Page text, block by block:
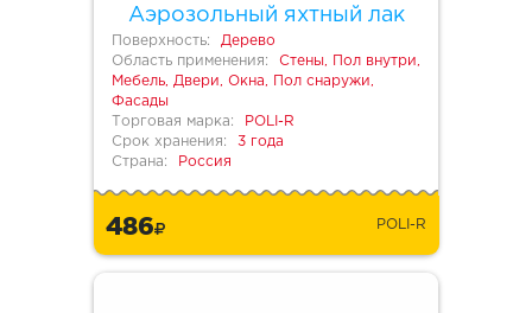
Аэрозольный яхтный лак
Поверхность:
Дерево
Область применения:
Стены, Пол внутри,
Мебель, Двери, Окна, Пол снаружи,
Фасады
Торговая марка:
POLI-R
Срок хранения:
3 года
Страна:
Россия
486 POLI-R